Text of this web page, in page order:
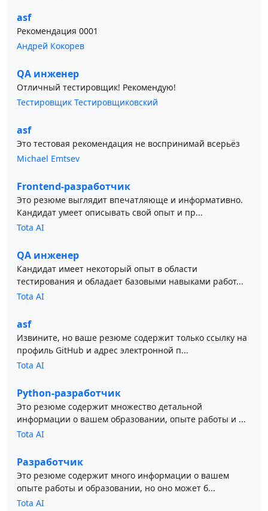
asf
Рекомендация 0001
Андрей Кокорев
QA инженер
Отличный тестировщик! Рекомендую!
Тестировщик Тестировщиковский
asf
Это тестовая рекомендация не воспринимай всерьёз
Michael Emtsev
Frontend-разработчик
Это резюме выглядит впечатляюще и информативно.
Кандидат умеет описывать свой опыт и пр...
Tota AI
QA инженер
Кандидат имеет некоторый опыт в области
тестирования и обладает базовыми навыками работ...
Tota AI
asf
Извините, но ваше резюме содержит только ссылку на
профиль GitHub и адрес электронной п...
Tota AI
Python-разработчик
Это резюме содержит множество детальной
информации о вашем образовании, опыте работы и ...
Tota AI
Разработчик
Это резюме содержит много информации о вашем
опыте работы и образовании, но оно может б...
Tota AI